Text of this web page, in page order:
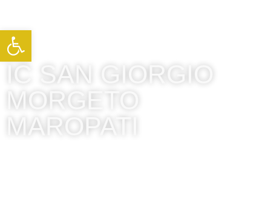
IC SAN GIORGIO
MORGETO
MAROPATI
Apri la barra degli strumenti